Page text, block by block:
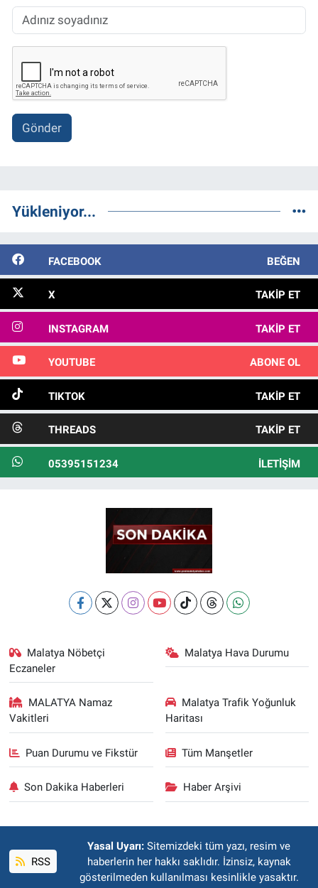
Gönder
Yükleniyor...
FACEBOOK BEĞEN
X TAKIP ET
INSTAGRAM TAKIP ET
YOUTUBE ABONE OL
TIKTOK TAKIP ET
THREADS TAKIP ET
05395151234 İLETIŞIM
Malatya Nöbetçi
Eczaneler
Malatya Hava Durumu
MALATYA Namaz
Vakitleri
Malatya Trafik Yoğunluk
Haritası
Puan Durumu ve Fikstür Tüm Manşetler
Son Dakika Haberleri Haber Arşivi
RSS
Yasal Uyarı: Sitemizdeki tüm yazı, resim ve
haberlerin her hakkı saklıdır. İzinsiz, kaynak
gösterilmeden kullanılması kesinlikle yasaktır.